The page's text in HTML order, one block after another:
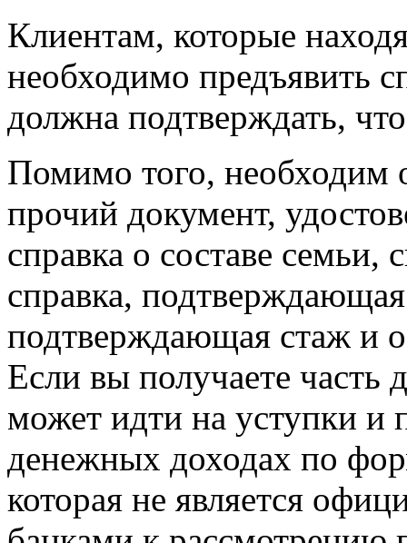
Клиентам, которые
необходимо предъявить
должна подтверждать,
Помимо того, необходим
прочий документ,
справка о составе семьи,
справка,
подтверждающая стаж и
Если вы получаете часть
может идти на уступки и
денежных доходах по
которая не является